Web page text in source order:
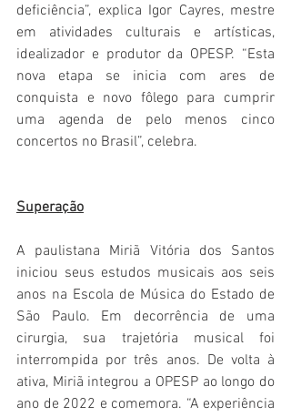
deficiência”, explica Igor Cayres, mestre
em atividades culturais e artísticas,
idealizador e produtor da OPESP. “Esta
nova etapa se inicia com ares de
conquista e novo fôlego para cumprir
uma agenda de pelo menos cinco
concertos no Brasil”, celebra.
Superação
A paulistana Miriã Vitória dos Santos
iniciou seus estudos musicais aos seis
anos na Escola de Música do Estado de
São Paulo. Em decorrência de uma
cirurgia, sua trajetória musical foi
interrompida por três anos. De volta à
ativa, Miriã integrou a OPESP ao longo do
ano de 2022 e comemora. “A experiência